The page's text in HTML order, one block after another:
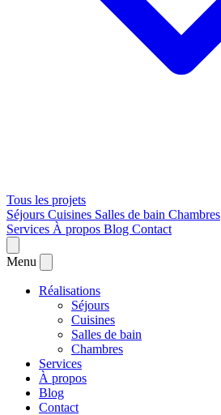
Tous les projets
Séjours Cuisines Salles de bain Chambres
Services À propos Blog Contact
Menu
Réalisations
Séjours
Cuisines
Salles de bain
Chambres
Services
À propos
Blog
Contact